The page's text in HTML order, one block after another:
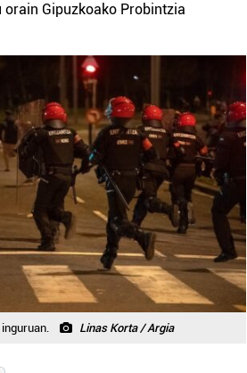
Gipuzkoako Probintzia
Linas Korta / Argia